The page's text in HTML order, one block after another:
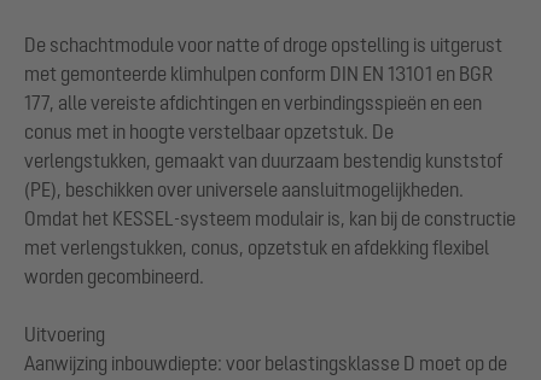
De schachtmodule voor natte of droge opstelling is uitgerust
met gemonteerde klimhulpen conform DIN EN 13101 en BGR
177, alle vereiste afdichtingen en verbindingsspieën en een
conus met in hoogte verstelbaar opzetstuk. De
verlengstukken, gemaakt van duurzaam bestendig kunststof
(PE), beschikken over universele aansluitmogelijkheden.
Omdat het KESSEL-systeem modulair is, kan bij de constructie
met verlengstukken, conus, opzetstuk en afdekking flexibel
worden gecombineerd.
Uitvoering
Aanwijzing inbouwdiepte: voor belastingsklasse D moet op de